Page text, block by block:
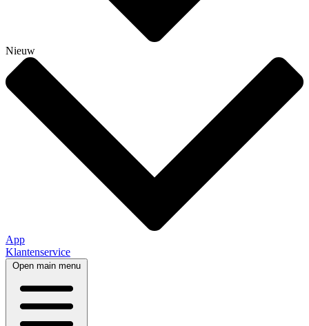
Nieuw
App
Klantenservice
Open main menu